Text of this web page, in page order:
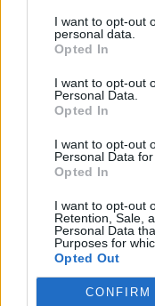
I want to opt-out
personal data.
Opted In
I want to opt-out
Personal Data.
Opted In
I want to opt-out
Personal Data
Opted In
I want to opt-out
Retention, Sale,
Personal Data
Purposes for
Opted Out
CONFIRM